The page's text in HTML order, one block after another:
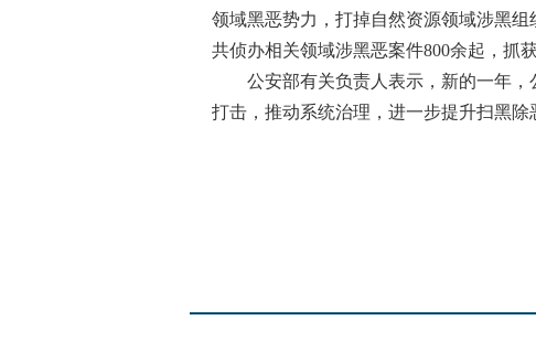
领域黑恶势力，打掉自然资源领域涉黑组
共侦办相关领域涉黑恶案件800余起，抓
公安部有关负责人表示，新的一年，
打击，推动系统治理，进一步提升扫黑